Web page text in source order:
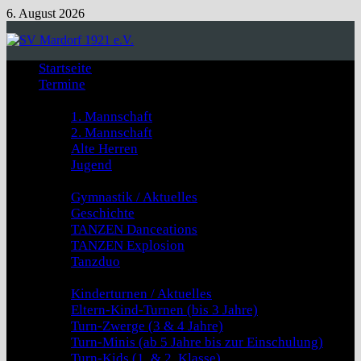
Zum
springen
6. August 2026
Startseite
Termine
1. Mannschaft
2. Mannschaft
Alte Herren
Jugend
Gymnastik / Aktuelles
Geschichte
TANZEN Danceations
TANZEN Explosion
Tanzduo
Kinderturnen / Aktuelles
Eltern-Kind-Turnen (bis 3 Jahre)
Turn-Zwerge (3 & 4 Jahre)
Turn-Minis (ab 5 Jahre bis zur Einschulung)